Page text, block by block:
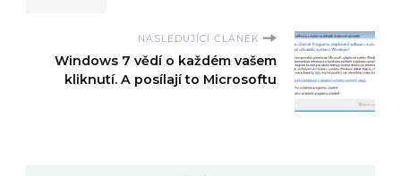
NASLEDUJÍCÍ ČLÁNEK
Windows 7 vědí o každém vašem
kliknutí. A posílají to Microsoftu